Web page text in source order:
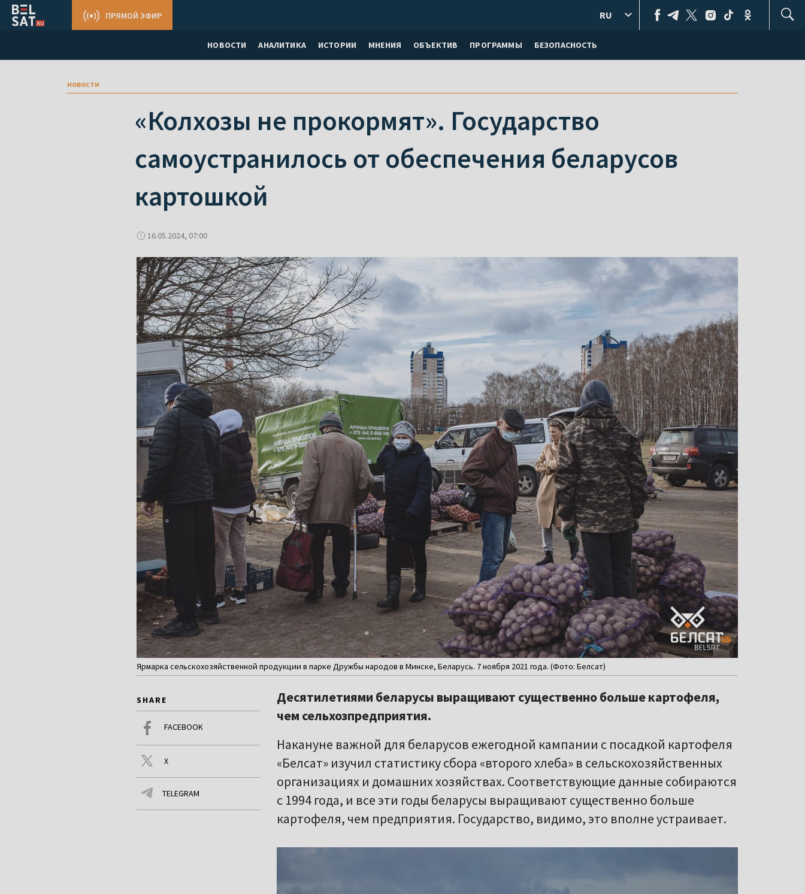
НОВОСТИ АНАЛИТИКА ИСТОРИИ МНЕНИЯ ОБЪЕКТИВ ПРОГРАММЫ БЕЗОПАСНОСТЬ
ПРЯМОЙ ЭФИР RU
новости
«Колхозы не прокормят». Государство
самоустранилось от обеспечения беларусов
картошкой
16.05.2024, 07:00
Ярмарка сельскохозяйственной продукции в парке Дружбы народов в Минске, Беларусь. 7 ноября 2021 года. (Фото: Белсат)
SHARE
FACEBOOK
X
TELEGRAM
Десятилетиями беларусы выращивают существенно больше картофеля,
чем сельхозпредприятия.
Накануне важной для беларусов ежегодной кампании с посадкой картофеля
«Белсат» изучил статистику сбора «второго хлеба» в сельскохозяйственных
организациях и домашних хозяйствах. Соответствующие данные собираются
с 1994 года, и все эти годы беларусы выращивают существенно больше
картофеля, чем предприятия. Государство, видимо, это вполне устраивает.